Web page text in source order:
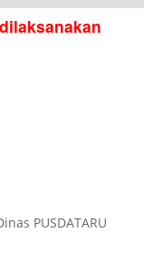
PUSDATARU